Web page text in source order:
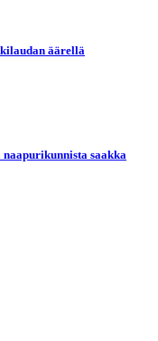
äärellä
saakka